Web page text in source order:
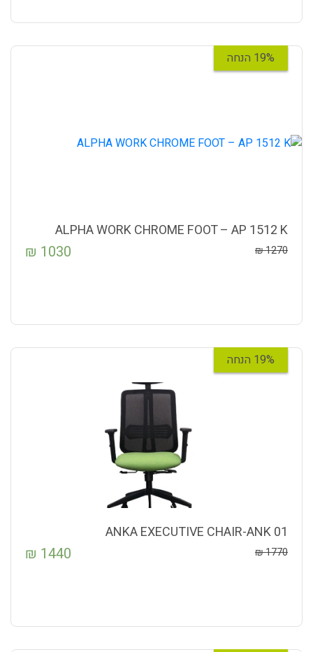
19% הנחה
ALPHA WORK CHROME FOOT – AP 1512 K
1270
₪
1030
₪
19% הנחה
ANKA EXECUTIVE CHAIR-ANK 01
1770
₪
1440
₪